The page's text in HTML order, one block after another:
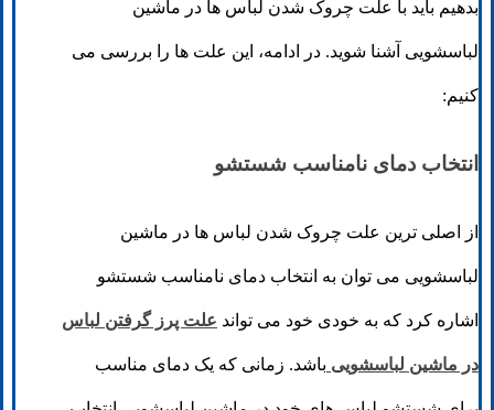
بدهیم باید با علت چروک شدن لباس ها در ماشین
لباسشویی آشنا شوید. در ادامه، این علت ها را بررسی می
کنیم:
انتخاب دمای نامناسب شستشو
از اصلی ترین علت چروک شدن لباس ها در ماشین
لباسشویی می توان به انتخاب دمای نامناسب شستشو
اشاره کرد که به خودی خود می تواند علت پرز گرفتن لباس
در ماشین لباسشویی باشد. زمانی که یک دمای مناسب